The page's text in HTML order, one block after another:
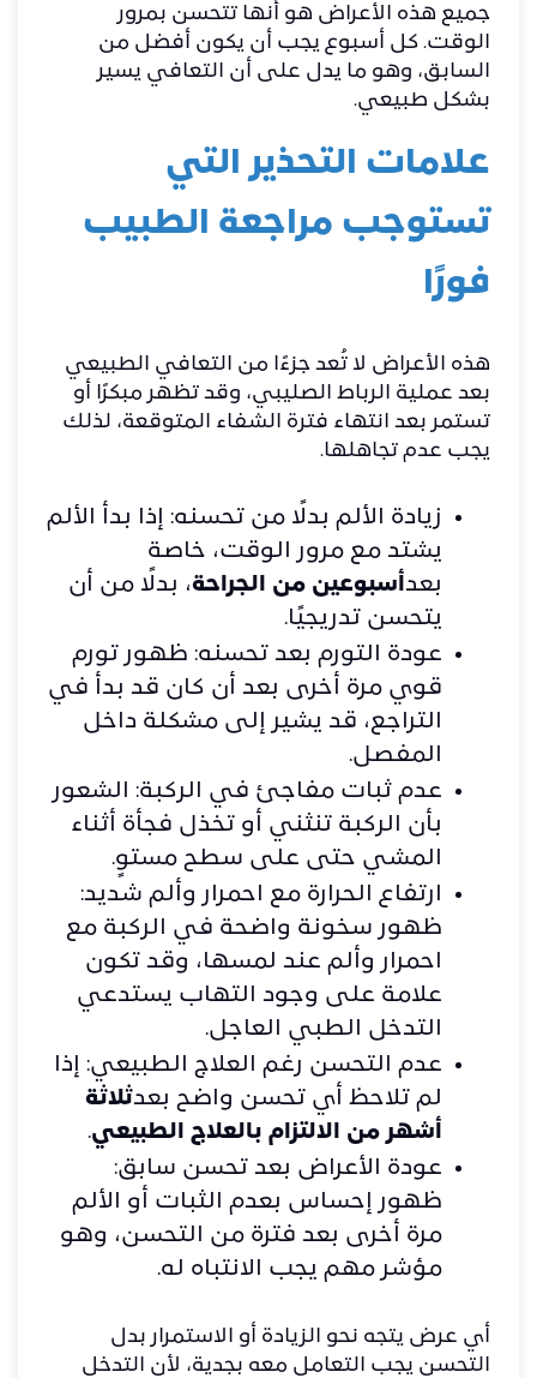
جميع هذه الأعراض هو أنها تتحسن بمرور
الوقت. كل أسبوع يجب أن يكون أفضل من
السابق، وهو ما يدل على أن التعافي يسير
بشكل طبيعي.
علامات التحذير التي
تستوجب مراجعة الطبيب
فورًا
هذه الأعراض لا تُعد جزءًا من التعافي الطبيعي
بعد عملية الرباط الصليبي، وقد تظهر مبكرًا أو
تستمر بعد انتهاء فترة الشفاء المتوقعة، لذلك
يجب عدم تجاهلها.
زيادة الألم بدلًا من تحسنه: إذا بدأ الألم
يشتد مع مرور الوقت، خاصة
بعدأسبوعين من الجراحة، بدلًا من أن
يتحسن تدريجيًا.
عودة التورم بعد تحسنه: ظهور تورم
قوي مرة أخرى بعد أن كان قد بدأ في
التراجع، قد يشير إلى مشكلة داخل
المفصل.
عدم ثبات مفاجئ في الركبة: الشعور
بأن الركبة تنثني أو تخذل فجأة أثناء
المشي حتى على سطح مستوٍ.
ارتفاع الحرارة مع احمرار وألم شديد:
ظهور سخونة واضحة في الركبة مع
احمرار وألم عند لمسها، وقد تكون
علامة على وجود التهاب يستدعي
التدخل الطبي العاجل.
عدم التحسن رغم العلاج الطبيعي: إذا
لم تلاحظ أي تحسن واضح بعدثلاثة
أشهر من الالتزام بالعلاج الطبيعي.
عودة الأعراض بعد تحسن سابق:
ظهور إحساس بعدم الثبات أو الألم
مرة أخرى بعد فترة من التحسن، وهو
مؤشر مهم يجب الانتباه له.
أي عرض يتجه نحو الزيادة أو الاستمرار بدل
التحسن يجب التعامل معه بجدية، لأن التدخل